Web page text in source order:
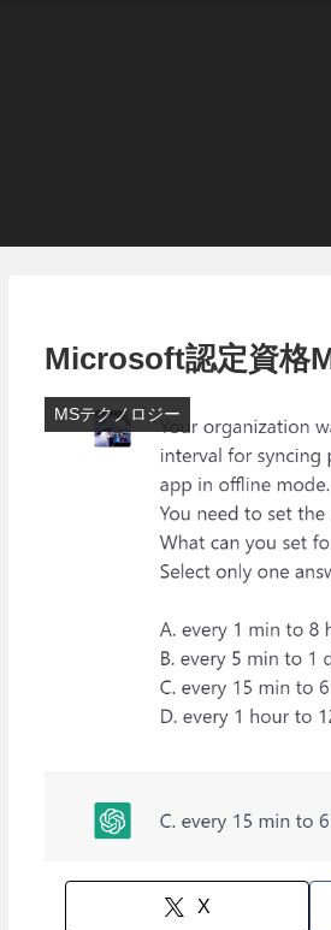
Microsoft認定資格
MSテクノロジー
X